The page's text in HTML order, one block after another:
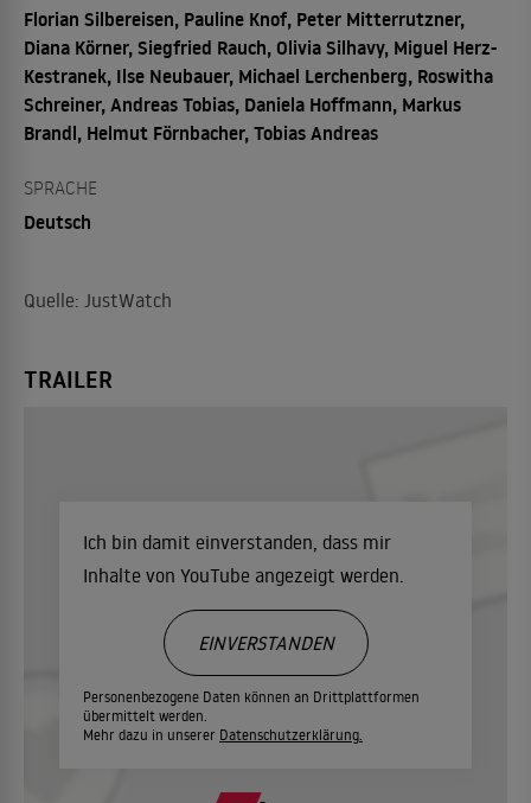
Florian Silbereisen, Pauline Knof, Peter Mitterrutzner,
Diana Körner, Siegfried Rauch, Olivia Silhavy, Miguel Herz-
Kestranek, Ilse Neubauer, Michael Lerchenberg, Roswitha
Schreiner, Andreas Tobias, Daniela Hoffmann, Markus
Brandl, Helmut Förnbacher, Tobias Andreas
SPRACHE
Deutsch
Quelle: JustWatch
TRAILER
Ich bin damit einverstanden, dass mir
Inhalte von YouTube angezeigt werden.
Personenbezogene Daten können an Drittplattformen
übermittelt werden.
Mehr dazu in unserer Datenschutzerklärung.
EINVERSTANDEN